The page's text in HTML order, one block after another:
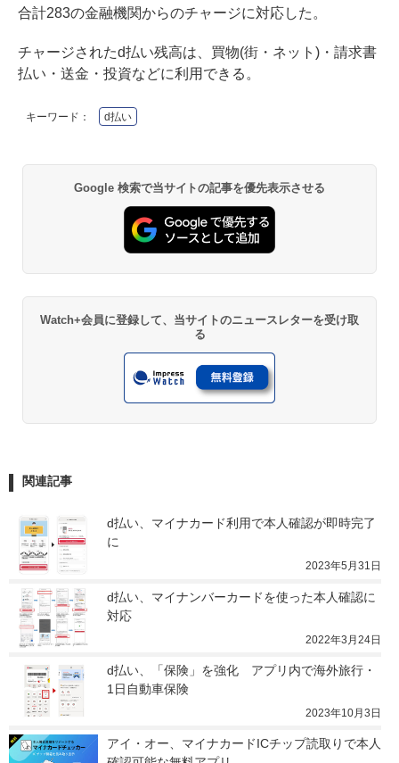
合計283の金融機関からのチャージに対応した。
チャージされたd払い残高は、買物(街・ネット)・請求書
払い・送金・投資などに利用できる。
キーワード： d払い
Google 検索で当サイトの記事を優先表示させる
Watch+会員に登録して、当サイトのニュースレターを受け取
る
関連記事
d払い、マイナカード利用で本人確認が即時完了
に
2023年5月31日
d払い、マイナンバーカードを使った本人確認に
対応
2022年3月24日
d払い、「保険」を強化　アプリ内で海外旅行・
1日自動車保険
2023年10月3日
アイ・オー、マイナカードICチップ読取りで本人